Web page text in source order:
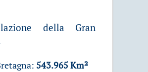
della Gran
543.965 Km²